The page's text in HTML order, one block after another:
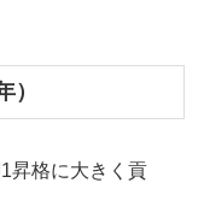
）
昇格に大きく貢